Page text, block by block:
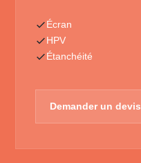
Écran
HPV
Étanchéité
Demander un devis